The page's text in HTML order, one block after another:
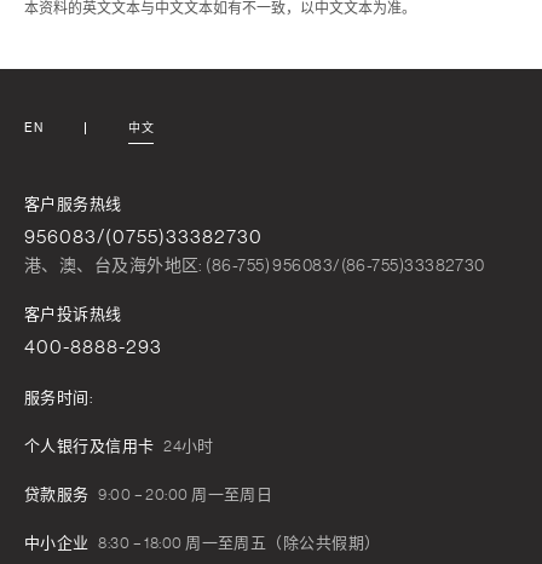
本资料的英文文本与中文文本如有不一致，以中文文本为准。
EN 中文
客户服务热线
956083/(0755)33382730
港、澳、台及海外地区: (86-755) 956083/(86-755)33382730
客户投诉热线
400-8888-293
服务时间:
个人银行及信用卡 24小时
贷款服务 9:00 – 20:00 周一至周日
中小企业 8:30 – 18:00 周一至周五（除公共假期）